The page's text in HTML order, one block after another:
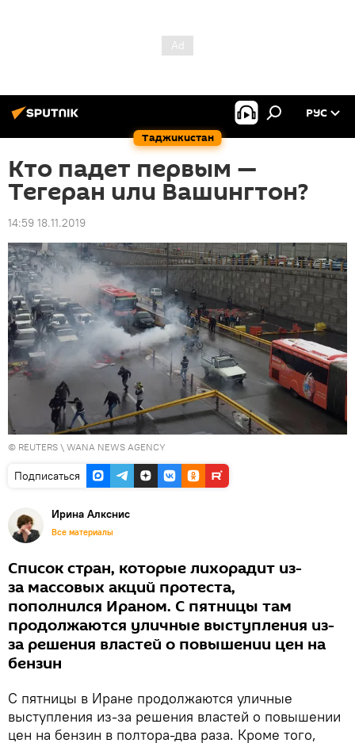
Таджикистан
РУС
Кто падет первым —
Тегеран или Вашингтон?
14:59 18.11.2019
© REUTERS \ WANA NEWS AGENCY
Подписаться
Иринa Алкснис
Все материалы
Список стран, которые лихорадит из-
за массовых акций протеста,
пополнился Ираном. С пятницы там
продолжаются уличные выступления из-
за решения властей о повышении цен на
бензин
С пятницы в Иране продолжаются уличные
выступления из-за решения властей о повышении
цен на бензин в полтора-два раза. Кроме того,